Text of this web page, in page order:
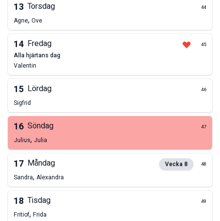
13 Torsdag 44
Agne, Ove
14 Fredag 45
alla hjärtans dag
Valentin
15 Lördag 46
Sigfrid
16 Söndag 47
Julius, Julia
17 Måndag Vecka 8 48
Sandra, Alexandra
18 Tisdag 49
Fritiof, Frida